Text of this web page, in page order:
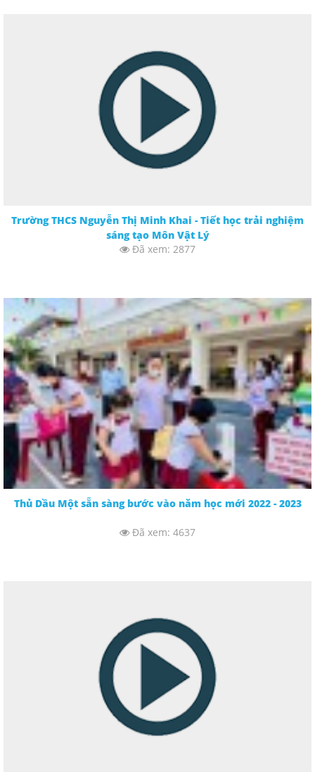
Trường THCS Nguyễn Thị Minh Khai - Tiết học trải nghiệm
sáng tạo Môn Vật Lý
Đã xem: 2877
Thủ Dầu Một sẵn sàng bước vào năm học mới 2022 - 2023
Đã xem: 4637